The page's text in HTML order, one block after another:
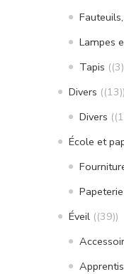
Lampes
Tapis (3)
Divers (13)
Divers
École et
Papeterie
Éveil (39)